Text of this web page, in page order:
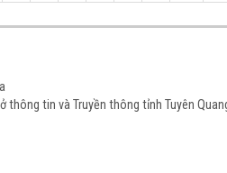
tin và Truyền thông tỉnh Tuyên